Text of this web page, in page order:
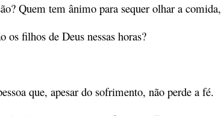
Quem tem ânimo para sequer olhar a comida,
os filhos de Deus nessas horas?
que, apesar do sofrimento, não perde a fé.